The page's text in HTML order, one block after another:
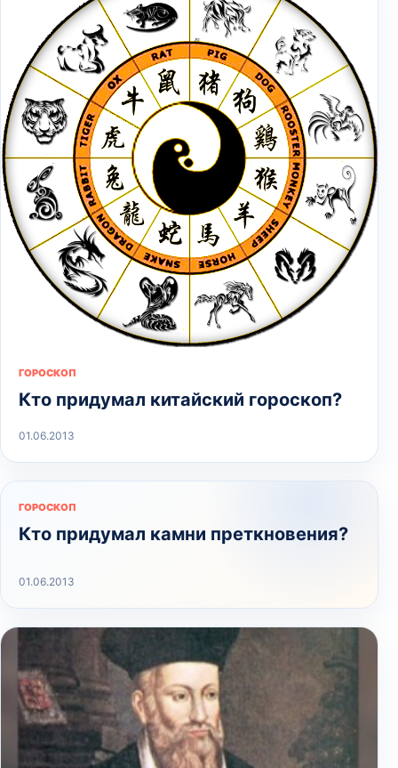
ГОРОСКОП
Кто придумал китайский гороскоп?
01.06.2013
ГОРОСКОП
Кто придумал камни преткновения?
01.06.2013